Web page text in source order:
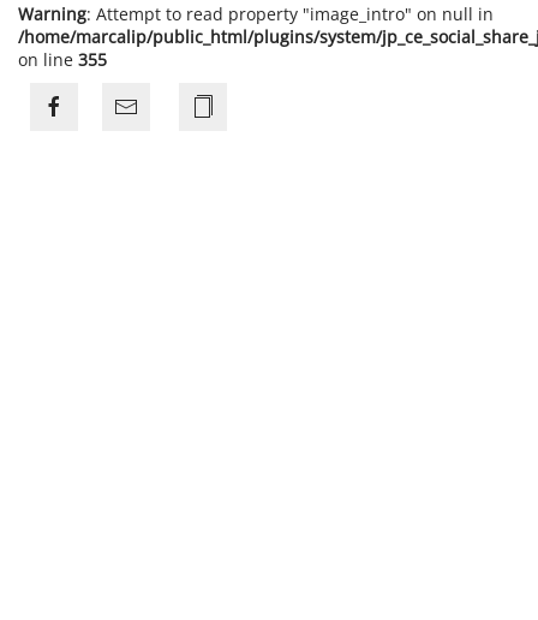
Warning: Attempt to read property "image_intro" on null in
/home/marcalip/public_html/plugins/system/
on line 355